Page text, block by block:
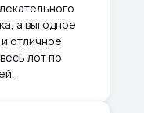
а выгодное
отличное
лот по